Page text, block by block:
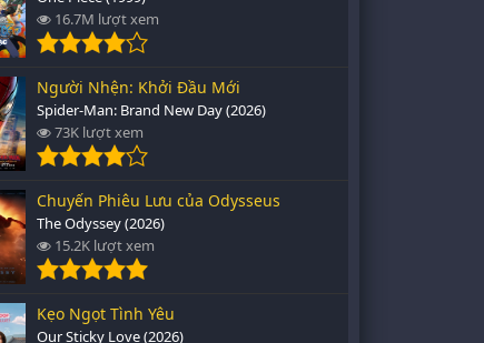
16.7M lượt xem
Người Nhện: Khởi Đầu Mới
Spider-Man: Brand New Day (2026)
73K lượt xem
Chuyến Phiêu Lưu của Odysseus
The Odyssey (2026)
15.2K lượt xem
Kẹo Ngọt Tình Yêu
Our Sticky Love (2026)